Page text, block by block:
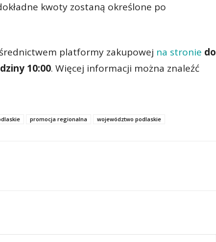
kwoty zostaną określone po
platformy zakupowej na stronie do
10:00. Więcej informacji można znaleźć
promocja regionalna województwo podlaskie